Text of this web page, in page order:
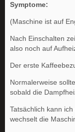
Symptome:
(Maschine ist auf
Nach Einschalten
also noch auf
Der erste
Normalerweise
sobald die
Tatsächlich kann
wechselt die